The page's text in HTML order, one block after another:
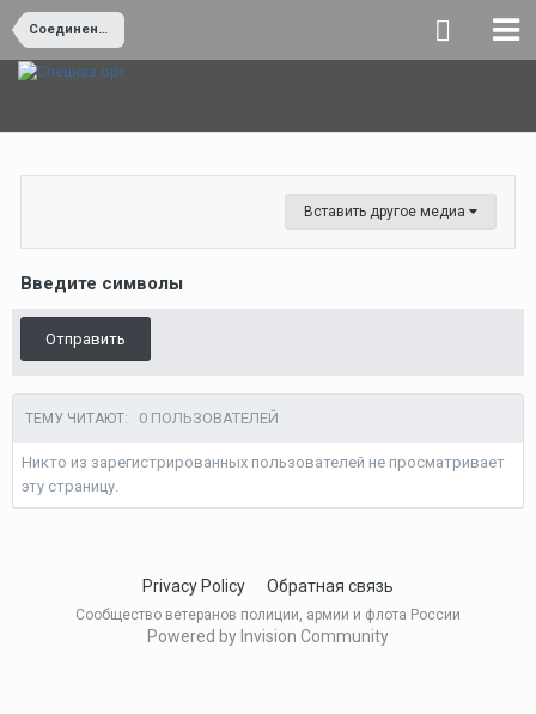
Соединения, части и подразделения СпН ГРУ (СВ) ГШ ВС (Россия и СССР)
Вставить другое медиа
Введите символы
Отправить
ТЕМУ ЧИТАЮТ: 0 ПОЛЬЗОВАТЕЛЕЙ
Никто из зарегистрированных пользователей не просматривает
эту страницу.
Privacy Policy Обратная связь
Сообщество ветеранов полиции, армии и флота России
Powered by Invision Community